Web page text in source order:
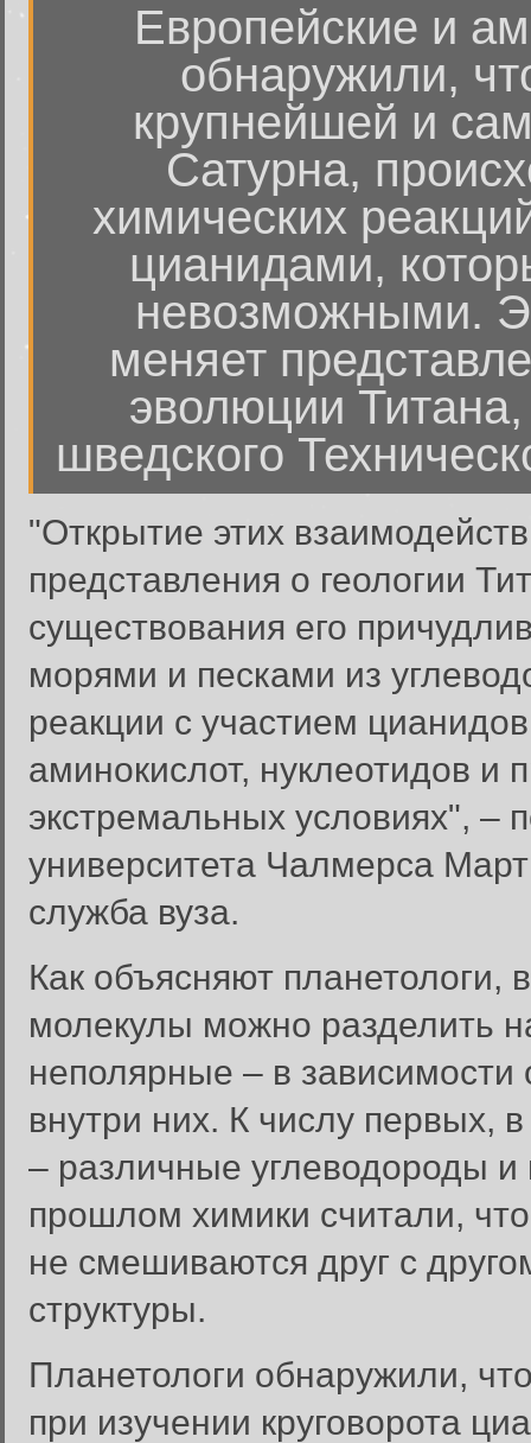
Европейские и
обнаружили,
крупнейшей и
Сатурна,
химических
цианидами,
невозможными.
меняет
эволюции
шведского
"Открытие этих
представления о геологии
существования его
морями и песками из
реакции с участием
аминокислот, нуклеотидов и
экстремальных условиях", –
университета Чалмерса
служба вуза.
Как объясняют
молекулы можно разделить
неполярные – в зависимости
внутри них. К числу первых,
– различные углеводороды
прошлом химики считали,
не смешиваются друг с
структуры.
Планетологи обнаружили,
при изучении круговорота